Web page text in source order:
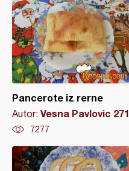
Pancerote iz rerne
Autor: Vesna Pavlovic 271
7277